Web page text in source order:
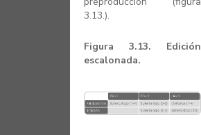
3.13.).
Figura 3.13. Edición
escalonada.